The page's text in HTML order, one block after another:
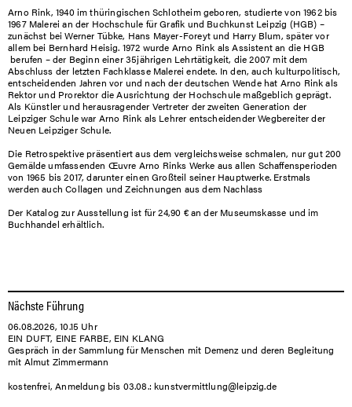
Arno Rink, 1940 im thüringischen Schlotheim geboren, studierte von 1962 bis
1967 Malerei an der Hochschule für Grafik und Buchkunst Leipzig (HGB) –
zunächst bei Werner Tübke, Hans Mayer-Foreyt und Harry Blum, später vor
allem bei Bernhard Heisig. 1972 wurde Arno Rink als Assistent an die HGB
berufen – der Beginn einer 35jährigen Lehrtätigkeit, die 2007 mit dem
Abschluss der letzten Fachklasse Malerei endete. In den, auch kulturpolitisch,
entscheidenden Jahren vor und nach der deutschen Wende hat Arno Rink als
Rektor und Prorektor die Ausrichtung der Hochschule maßgeblich geprägt.
Als Künstler und herausragender Vertreter der zweiten Generation der
Leipziger Schule war Arno Rink als Lehrer entscheidender Wegbereiter der
Neuen Leipziger Schule.
Die Retrospektive präsentiert aus dem vergleichsweise schmalen, nur gut 200
Gemälde umfassenden Œuvre Arno Rinks Werke aus allen Schaffensperioden
von 1965 bis 2017, darunter einen Großteil seiner Hauptwerke. Erstmals
werden auch Collagen und Zeichnungen aus dem Nachlass
Der Katalog zur Ausstellung ist für 24,90 € an der Museumskasse und im
Buchhandel erhältlich.
Nächste Führung
06.08.2026, 10.15 Uhr
EIN DUFT, EINE FARBE, EIN KLANG
Gespräch in der Sammlung für Menschen mit Demenz und deren Begleitung
mit Almut Zimmermann
kostenfrei, Anmeldung bis 03.08.: kunstvermittlung@leipzig.de